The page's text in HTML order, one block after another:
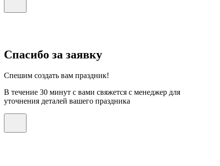
Спасибо за заявку
Спешим создать вам праздник!
В течение 30 минут с вами свяжется с менеджер для
уточнения деталей вашего праздника